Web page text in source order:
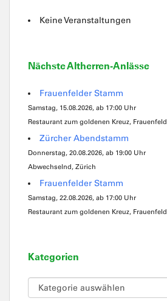
Keine Veranstaltungen
Nächste Altherren-Anlässe
Frauenfelder Stamm
Samstag, 15.08.2026, ab 17:00 Uhr
Restaurant zum goldenen Kreuz, Frauenfeld
Zürcher Abendstamm
Donnerstag, 20.08.2026, ab 19:00 Uhr
Abwechselnd, Zürich
Frauenfelder Stamm
Samstag, 22.08.2026, ab 17:00 Uhr
Restaurant zum goldenen Kreuz, Frauenfeld
Kategorien
Kategorien